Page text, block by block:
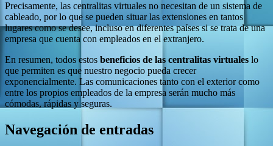
Precisamente, las centralitas virtuales no necesitan de un sistema de
cableado, por lo que se pueden situar las extensiones en tantos
lugares como se desee, incluso en diferentes países si se trata de una
empresa que cuenta con empleados en el extranjero.
En resumen, todos estos beneficios de las centralitas virtuales lo
que permiten es que nuestro negocio pueda crecer
exponencialmente. Las comunicaciones tanto con el exterior como
entre los propios empleados de la empresa serán mucho más
cómodas, rápidas y seguras.
Navegación de entradas